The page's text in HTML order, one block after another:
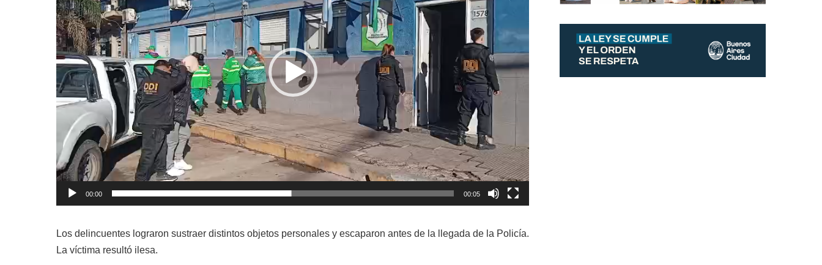
00:00 00:05
Los delincuentes lograron sustraer distintos objetos personales y escaparon antes de la llegada de la Policía.
La víctima resultó ilesa.